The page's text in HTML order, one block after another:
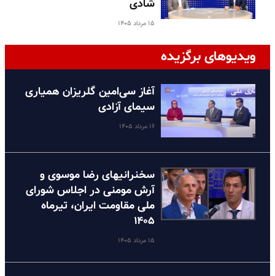
شادی
۱۵ مرداد ۱۴۰۵
ویدیوهای برگزیده
آغاز سی‌امین گلریزان همیاری
سیمای آزادی
۱۶ مرداد ۱۴۰۵
سخنرانیهای رضا موسوی و
آرش مومنی در اجلاس شورای
ملی مقاومت ایران، تیرماه
۱۴۰۵
۱۵ مرداد ۱۴۰۵